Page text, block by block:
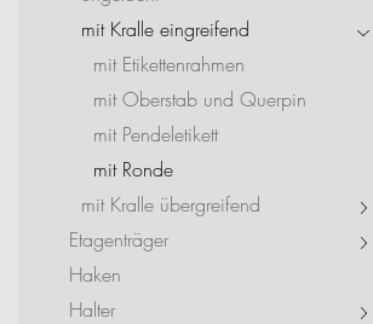
mit Kralle eingreifend
mit Etikettenrahmen
mit Oberstab und Querpin
mit Pendeletikett
mit Ronde
mit Kralle übergreifend
Etagenträger
Haken
Halter